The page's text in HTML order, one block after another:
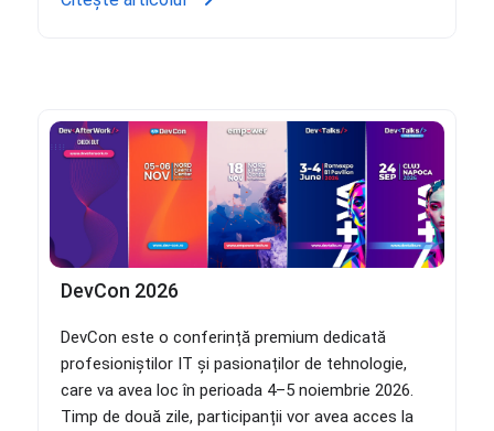
DevCon 2026
DevCon este o conferință premium dedicată
profesioniștilor IT și pasionaților de tehnologie,
care va avea loc în perioada 4–5 noiembrie 2026.
Timp de două zile, participanții vor avea acces la